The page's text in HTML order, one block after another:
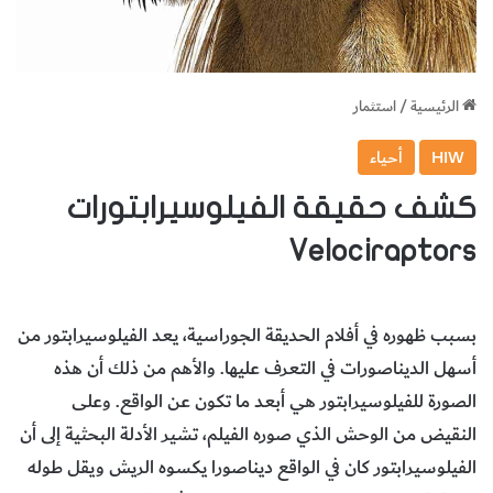
الرئيسية/استثمار
HIW أحياء
كشف حقيقة الفيلوسيرابتورات
Velociraptors
بسبب ظهوره في أفلام الحديقة الجوراسية، يعد الفيلوسيرابتور من
أسهل الديناصورات في التعرف عليها. والأهم من ذلك أن هذه
الصورة للفيلوسيرابتور هي أبعد ما تكون عن الواقع. وعلى
النقيض من الوحش الذي صوره الفيلم، تشير الأدلة البحثية إلى أن
الفيلوسيرابتور كان في الواقع ديناصورا يكسوه الريش ويقل طوله